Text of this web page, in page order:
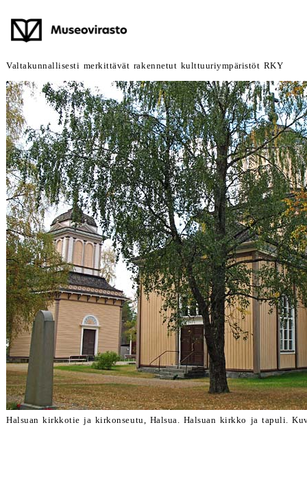
Valtakunnallisesti merkittävät rakennetut kulttuuriympäristöt RKY
Halsuan kirkkotie ja kirkonseutu, Halsua. Halsuan kirkko ja tapuli.